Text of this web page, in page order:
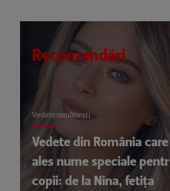
Recomandări
Vedete româneşti
Vedete din România
ales nume speciale
copii: de la Nina, fetița